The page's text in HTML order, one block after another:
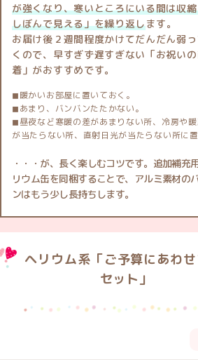
が強くなり、寒いところにいる間は収
しぼんで見える」を繰り返します。
お届け後２週間程度かけてだんだん弱
くので、早すぎず遅すぎない「お祝いの
着」がおすすめです。
◼暖かいお部屋に置いておく。
◼あまり、バンバンたたかない。
◼昼夜など寒暖の差があまりない所、冷房や
が当たらない所、直射日光が当たらない所に置
・・・が、長く楽しむコツです。追加補充
リウム缶を同梱することで、アルミ素材の
ンはもう少し長持ちします。
ヘリウム系「ご予算にあわ
セット」